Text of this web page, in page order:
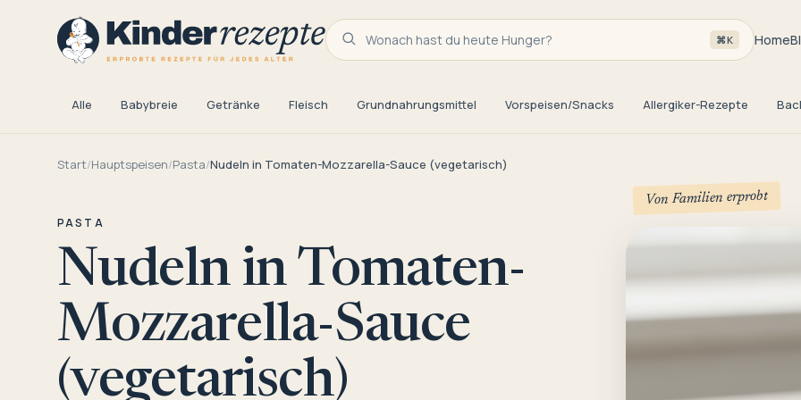
Wonach hast du heute Hunger? ⌘K Home
Alle Babybreie Getränke Fleisch Grundnahrungsmittel Vorspeisen/Snacks Allergiker-Rezepte
Start/Hauptspeisen/Pasta/Nudeln in Tomaten-Mozzarella-Sauce (vegetarisch)
PASTA
Nudeln in Tomaten-
Mozzarella-Sauce
(vegetarisch)
Von Familien erprobt